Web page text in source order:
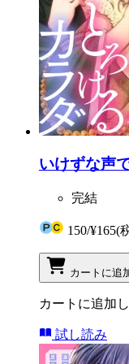
いけずな声
完結
150/¥165(
カートに追
カートに追加
試し読み